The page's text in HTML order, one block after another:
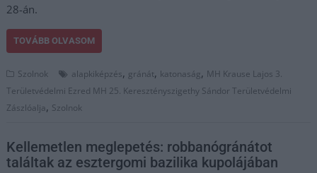
28-án.
TOVÁBB OLVASOM
Szolnok alapkiképzés, gránát, katonaság, MH Krause Lajos 3.
Területvédelmi Ezred MH 25. Keresztényszigethy Sándor Területvédelmi
Zászlóalja, Szolnok
Kellemetlen meglepetés: robbanógránátot
találtak az esztergomi bazilika kupolájában